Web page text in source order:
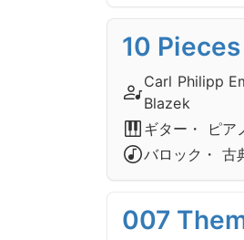
10 Pieces
Carl Philipp
Blazek
ギター・ ピア
バロック・ 古
007